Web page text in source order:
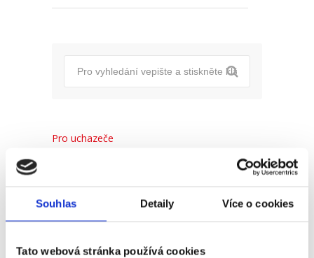
Souhlas Detaily Více o cookies
Tato webová stránka používá cookies
Pro uchazeče
Pro HR